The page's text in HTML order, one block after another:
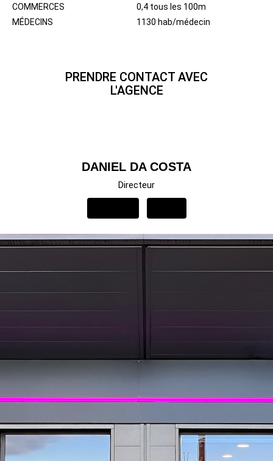
COMMERCES
0,4 tous les 100m
MÉDECINS
1130 hab/médecin
PRENDRE CONTACT AVEC
L'AGENCE
DANIEL DA COSTA
Directeur